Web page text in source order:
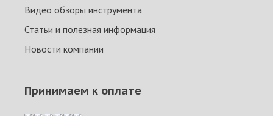
Видео обзоры инструмента
Статьи и полезная информация
Новости компании
Принимаем к оплате